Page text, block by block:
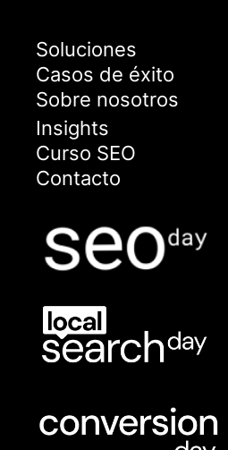
Soluciones
Casos de éxito
Sobre nosotros
Insights
Curso SEO
Contacto